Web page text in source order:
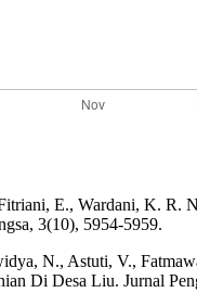
E., Wardani, K. R.
3(10), 5954-5959.
N., Astuti, V.,
Di Desa Liu. Jurnal